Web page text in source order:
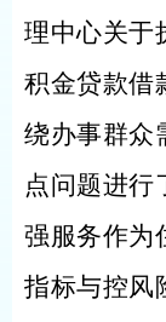
理中心关于
积金贷款借
绕办事群众
点问题进行
强服务作为
指标与控风